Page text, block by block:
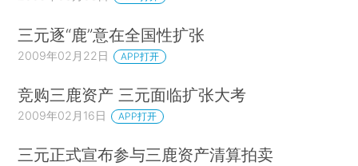
三元逐“鹿”意在全国性扩张
2009年02月22日 APP打开
竞购三鹿资产 三元面临扩张大考
2009年02月16日 APP打开
三元正式宣布参与三鹿资产清算拍卖